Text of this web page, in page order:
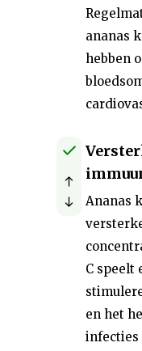
ananas
hebben
Ananas
C speelt
en het
infecties